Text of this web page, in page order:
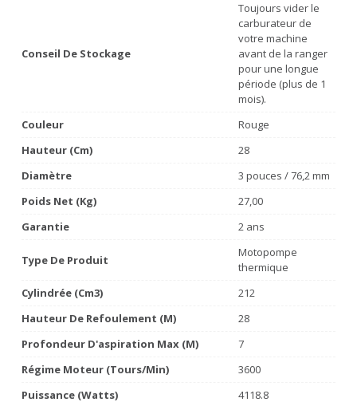
Conseil De Stockage
Toujours vider le
carburateur de
votre machine
avant de la ranger
pour une longue
période (plus de 1
mois).
Couleur
Rouge
Hauteur (cm)
28
Diamètre
3 pouces / 76,2 mm
Poids Net (Kg)
27,00
Garantie
2 ans
Type De Produit
Motopompe
thermique
Cylindrée (cm3)
212
Hauteur De Refoulement (m)
28
Profondeur D'aspiration Max (m)
7
Régime Moteur (tours/min)
3600
Puissance (watts)
4118.8